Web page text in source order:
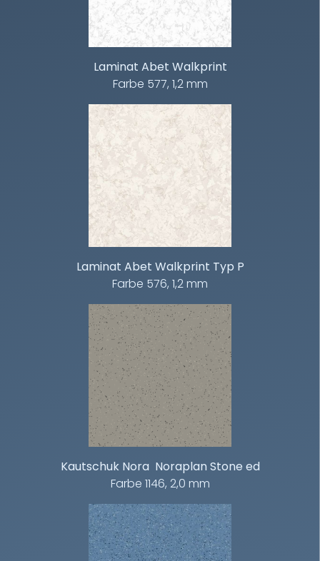
Laminat Abet Walkprint
Farbe 577, 1,2 mm
Laminat Abet Walkprint Typ P
Farbe 576, 1,2 mm
Kautschuk Nora Noraplan Stone ed
Farbe 1146, 2,0 mm